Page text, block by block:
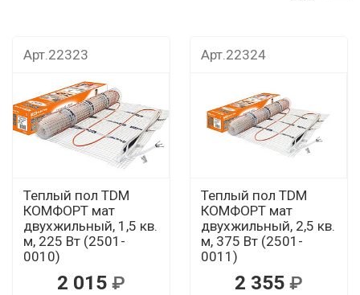
Арт.22323
Теплый пол TDM
КОМФОРТ мат
двухжильный, 1,5 кв.
м, 225 Вт (2501-
0010)
2 015
Арт.22324
Теплый пол TDM
КОМФОРТ мат
двухжильный, 2,5 кв.
м, 375 Вт (2501-
0011)
2 355